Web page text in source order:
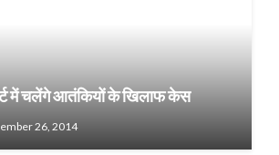
में चलेंगे आतंकियों के खिलाफ केस
26, 2014